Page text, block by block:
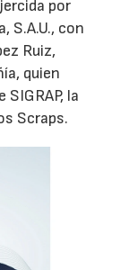
por
S.A.U., con
Ruiz,
quien
la
Scraps.